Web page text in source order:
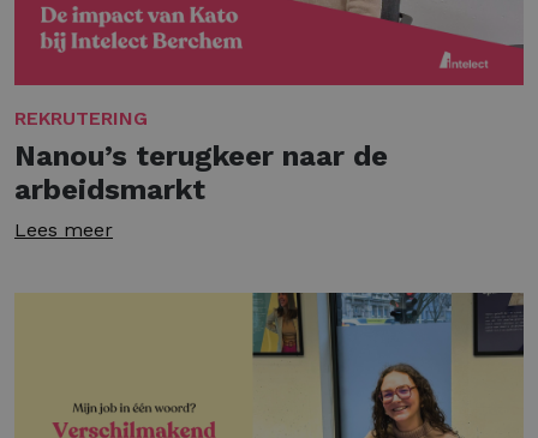
REKRUTERING
Nanou’s terugkeer naar de
arbeidsmarkt
Lees meer